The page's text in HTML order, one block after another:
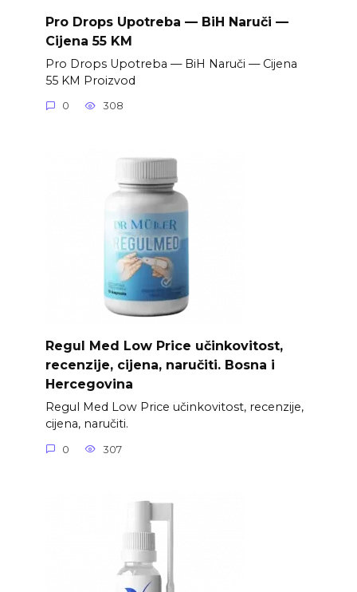
Pro Drops Upotreba — BiH Naruči —
Cijena 55 KM
Pro Drops Upotreba — BiH Naruči — Cijena
55 KM Proizvod
0 308
Regul Med Low Price učinkovitost,
recenzije, cijena, naručiti. Bosna i
Hercegovina
Regul Med Low Price učinkovitost, recenzije,
cijena, naručiti.
0 307